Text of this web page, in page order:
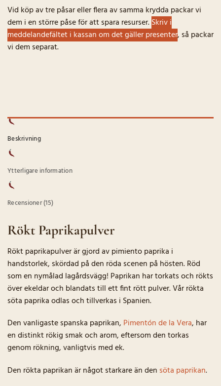
Vid köp av tre påsar eller flera av samma krydda packar vi
dem i en större påse för att spara resurser.Skriv i
meddelandefältet i kassan om det gäller presenter, så packar
vi dem separat.
Beskrivning
Ytterligare information
Recensioner (15)
Rökt Paprikapulver
Rökt paprikapulver är gjord av pimiento paprika i
handstorlek, skördad på den röda scenen på hösten. Röd
som en nymålad lagårdsvägg! Paprikan har torkats och rökts
över ekeldar och blandats till ett fint rött pulver. Vår rökta
söta paprika odlas och tillverkas i Spanien.
Den vanligaste spanska paprikan, Pimentón de la Vera, har
en distinkt rökig smak och arom, eftersom den torkas
genom rökning, vanligtvis med ek.
Den rökta paprikan är något starkare än den söta paprikan.